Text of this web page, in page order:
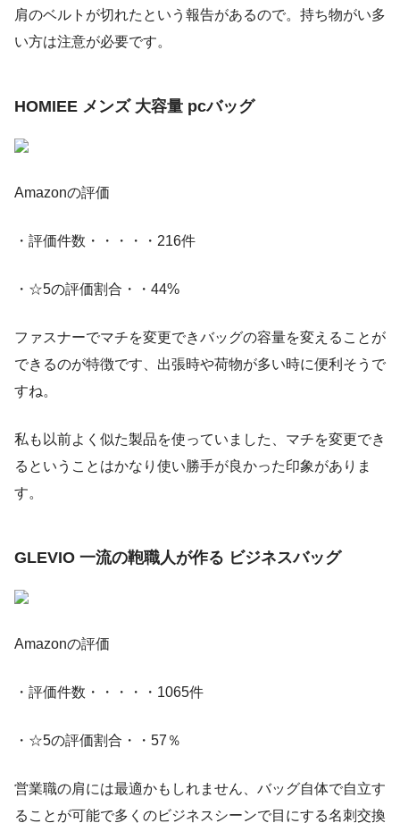
肩のベルトが切れたという報告があるので。持ち物がい多
い方は注意が必要です。
HOMIEE メンズ 大容量 pcバッグ
Amazonの評価
・評価件数・・・・・216件
・☆5の評価割合・・44%
ファスナーでマチを変更できバッグの容量を変えることが
できるのが特徴です、出張時や荷物が多い時に便利そうで
すね。
私も以前よく似た製品を使っていました、マチを変更でき
るということはかなり使い勝手が良かった印象がありま
す。
GLEVIO 一流の鞄職人が作る ビジネスバッグ
Amazonの評価
・評価件数・・・・・1065件
・☆5の評価割合・・57％
営業職の肩には最適かもしれません、バッグ自体で自立す
ることが可能で多くのビジネスシーンで目にする名刺交換